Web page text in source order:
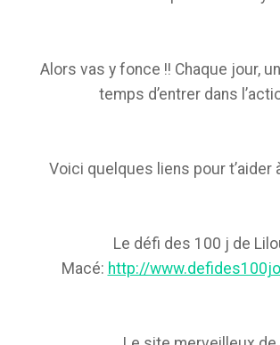
Alors vas y fonce !! Chaque jour,
temps d’entrer dans
Voici quelques liens pour t’aider
Le défi des 100 j de
Macé: http://